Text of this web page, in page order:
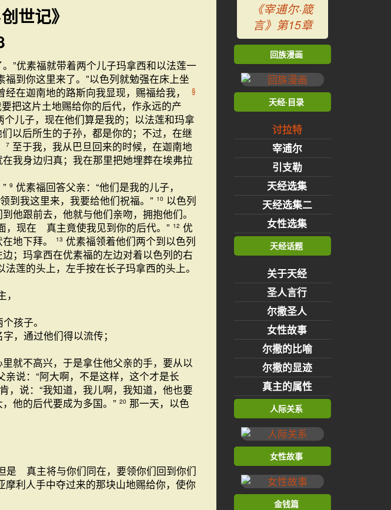
世记》
”优素福就带着两个儿子玛拿西和以法莲一
到你这里来了。”以色列就勉强在床上坐
在迦南地的路斯向我显现，赐福给我， §
把这片土地赐给你的后代，作永远的产
儿子，现在他们算是我的；以法莲和玛拿
以后所生的子孙，都是你的；不过，在继
7 至于我，我从巴旦回来的时候，在迦南地
我身边归真；我在那里把她埋葬在埃弗拉
9 优素福回答父亲：“他们是我的儿子，
到我这里来，我要给他们祝福。” 10 以色列
他跟前去，他就与他们亲吻，拥抱他们。
，现在 真主竟使我见到你的后代。” 12 优
地下拜。
13 优素福领着他们两个到以色列
；玛拿西在优素福的左边对着以色列的右
莲的头上，左手按在长子玛拿西的头上。
孩子。
，通过他们得以流传；
就不高兴，于是拿住他父亲的手，要从以
亲说：“阿大啊，不是这样，这个才是长
，说：“我知道，我儿啊，我知道，他也要
他的后代要成为多国。” 20 那一天，以色
是 真主将与你们同在，要领你们回到你们
摩利人手中夺过来的那块山地赐给你，使你
《宰逋尔·箴
言》第15章
回族漫画
天经·目录
讨拉特
宰逋尔
引支勒
天经选集
天经选集二
女性选集
天经话题
关于天经
圣人言行
尔撒圣人
女性故事
尔撒的比喻
尔撒的显迹
真主的属性
人际关系
女性故事
金钱篇